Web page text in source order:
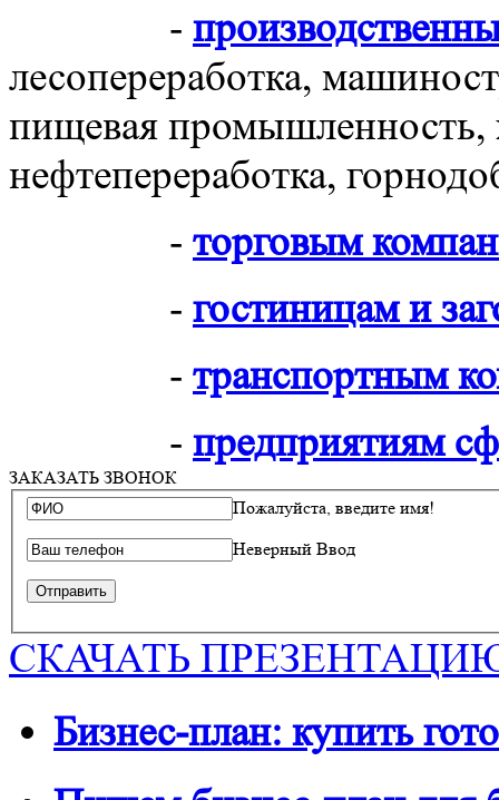
-
лесопереработка,
пищевая
нефтепереработка,
- торговым
- гостиницам и
- транспортным
- предприятиям
ЗАКАЗАТЬ ЗВОНОК
Пожалуйста, введите имя!
Неверный Ввод
СКАЧАТЬ
Бизнес-план: купить